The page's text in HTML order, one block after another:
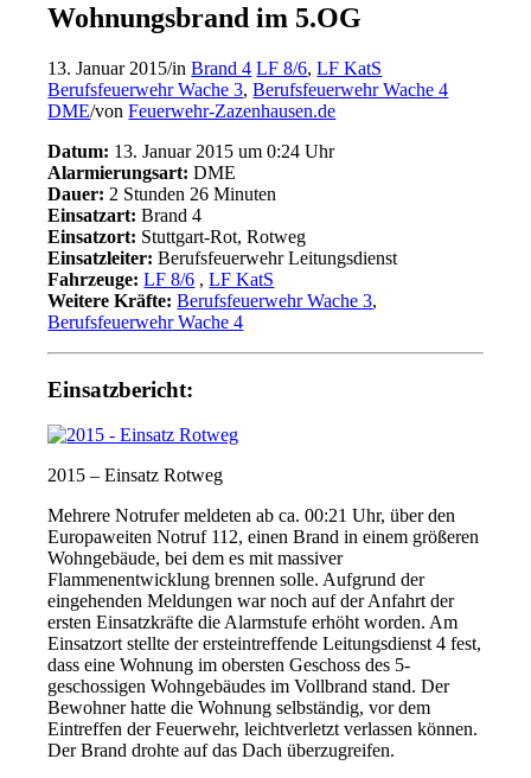
Wohnungsbrand im 5.OG
13. Januar 2015/inBrand 4 LF 8/6,LF KatS
Berufsfeuerwehr Wache 3,Berufsfeuerwehr Wache 4
DME/vonFeuerwehr-Zazenhausen.de
Datum: 13. Januar 2015 um 0:24 Uhr
Alarmierungsart: DME
Dauer: 2 Stunden 26 Minuten
Einsatzart: Brand 4
Einsatzort: Stuttgart-Rot, Rotweg
Einsatzleiter: Berufsfeuerwehr Leitungsdienst
Fahrzeuge: LF 8/6 ,LF KatS
Weitere Kräfte: Berufsfeuerwehr Wache 3,
Berufsfeuerwehr Wache 4
Einsatzbericht:
2015 – Einsatz Rotweg
Mehrere Notrufer meldeten ab ca. 00:21 Uhr, über den
Europaweiten Notruf 112, einen Brand in einem größeren
Wohngebäude, bei dem es mit massiver
Flammenentwicklung brennen solle. Aufgrund der
eingehenden Meldungen war noch auf der Anfahrt der
ersten Einsatzkräfte die Alarmstufe erhöht worden. Am
Einsatzort stellte der ersteintreffende Leitungsdienst 4 fest,
dass eine Wohnung im obersten Geschoss des 5-
geschossigen Wohngebäudes im Vollbrand stand. Der
Bewohner hatte die Wohnung selbständig, vor dem
Eintreffen der Feuerwehr, leichtverletzt verlassen können.
Der Brand drohte auf das Dach überzugreifen.